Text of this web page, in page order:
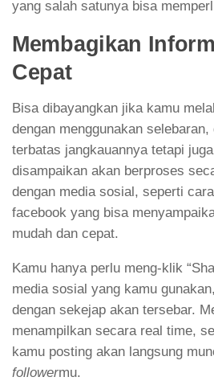
yang salah satunya bisa
Membagikan
Cepat
Bisa dibayangkan jika kamu
dengan menggunakan
terbatas jangkauannya tetapi
disampaikan akan berproses
dengan media sosial, seperti
facebook yang bisa
mudah dan cepat.
Kamu hanya perlu meng-klik
media sosial yang kamu
dengan sekejap akan tersebar.
menampilkan secara real time,
kamu posting akan langsung
followermu.